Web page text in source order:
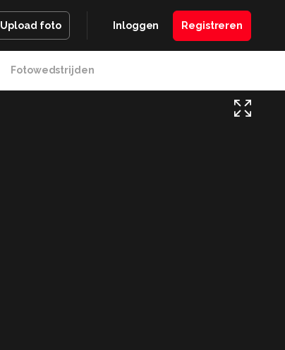
Upload foto Inloggen Registreren
Fotowedstrijden